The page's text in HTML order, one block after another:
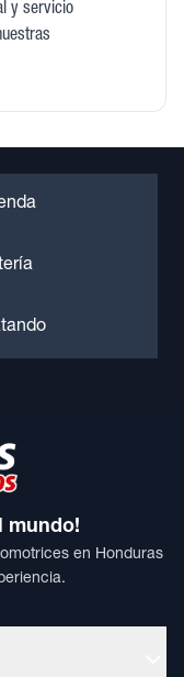
y servicio
mundo!
en Honduras